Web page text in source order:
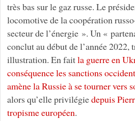
très bas sur le gaz russe. Le
locomotive de la coopération
secteur de l’énergie ». Un «
conclut au début de l’année
illustration. En faitla guerre en
conséquence les sanctions
amène la Russie à se tourner vers
alors qu’elle privilégiedepuis
tropisme européen.